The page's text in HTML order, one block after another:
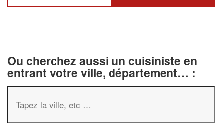
Ou cherchez aussi un cuisiniste en
entrant votre ville, département… :